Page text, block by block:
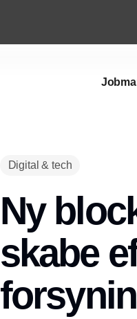
Digital & tech
Ny
skabe